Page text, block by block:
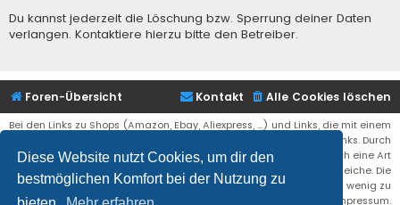
Diese Website nutzt Cookies, um dir den
bestmöglichen Komfort bei der Nutzung zu
Du kannst jederzeit die Löschung bzw. Sperrung deiner Daten
verlangen. Kontaktiere hierzu bitte den Betreiber.
Foren-Übersicht Alle Cookies löschen
Kontakt
Bei den Links zu Shops (Amazon, Ebay, Aliexpress, ...) und Links, die mit einem
Stern (*) markiert sind, kann es sich um sogenannte Affiliate Links. Durch
den Kauf eines Produktes über einen Affiliate Link erhälte ich eine Art
Umsatzbeteiligung gutgeschrieben. Für euch bleibt der Preis der gleiche. Die
Einnahmen helfen die Hostgebühren für diese Webseite ein wenig zu
reduzieren. Siehe auch das Impressum.